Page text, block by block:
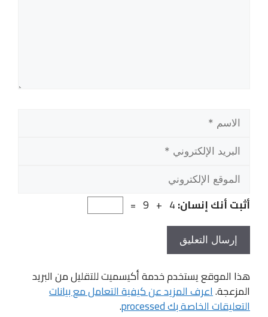
الاسم
أثبت أنك إنسان:4 + 9 =
هذا الموقع يستخدم خدمة أكيسميت للتقليل من البريد
المزعجة.اعرف المزيد عن كيفية التعامل مع بيانات
التعليقات الخاصة بك processed .